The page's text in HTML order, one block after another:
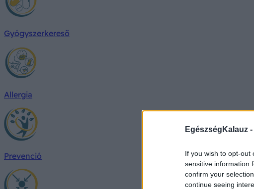
EgészségKalauz -
If you wish to opt-out
sensitive information
confirm your
continue seeing
Gyógyszerkereső
Allergia
Prevenció